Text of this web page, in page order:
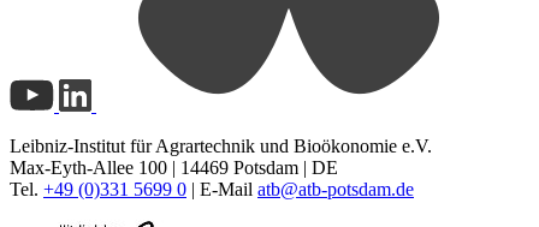
Leibniz-Institut für Agrartechnik und Bioökonomie e.V.
Max-Eyth-Allee 100 | 14469 Potsdam | DE
Tel. +49 (0)331 5699 0 | E-Mail atb@atb-potsdam.de